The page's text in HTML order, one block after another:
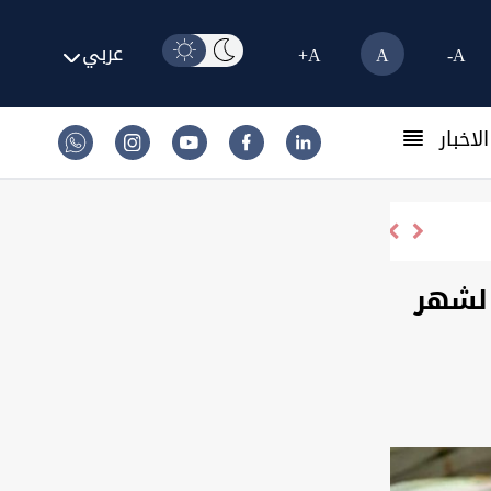
A-
A
A+ عربي
لشهر